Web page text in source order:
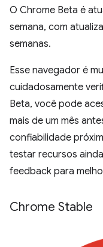
O Chrome Beta é
semana, com
semanas.
Esse navegador é
cuidadosamente
Beta, você pode
mais de um mês
confiabilidade
testar recursos
feedback para
Chrome Stable